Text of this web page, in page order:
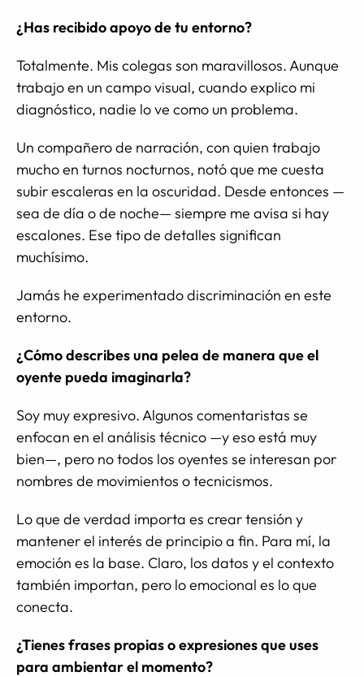
¿Has recibido apoyo de tu entorno?
Totalmente. Mis colegas son maravillosos. Aunque
trabajo en un campo visual, cuando explico mi
diagnóstico, nadie lo ve como un problema.
Un compañero de narración, con quien trabajo
mucho en turnos nocturnos, notó que me cuesta
subir escaleras en la oscuridad. Desde entonces —
sea de día o de noche— siempre me avisa si hay
escalones. Ese tipo de detalles significan
muchísimo.
Jamás he experimentado discriminación en este
entorno.
¿Cómo describes una pelea de manera que el
oyente pueda imaginarla?
Soy muy expresivo. Algunos comentaristas se
enfocan en el análisis técnico —y eso está muy
bien—, pero no todos los oyentes se interesan por
nombres de movimientos o tecnicismos.
Lo que de verdad importa es crear tensión y
mantener el interés de principio a fin. Para mí, la
emoción es la base. Claro, los datos y el contexto
también importan, pero lo emocional es lo que
conecta.
¿Tienes frases propias o expresiones que uses
para ambientar el momento?